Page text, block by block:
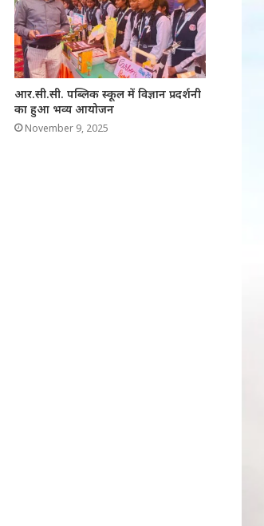
आर.सी.सी. पब्लिक स्कूल में विज्ञान प्रदर्शनी
का हुआ भव्य आयोजन
November 9, 2025